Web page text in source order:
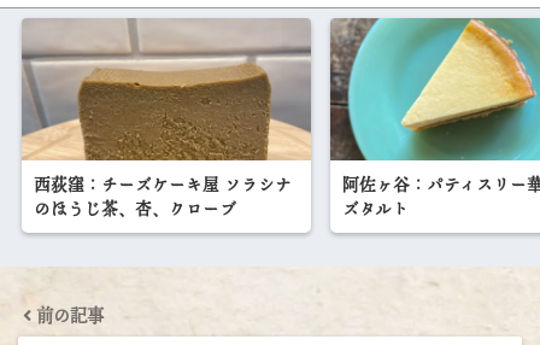
西荻窪：チーズケーキ屋 ソラシナ
のほうじ茶、杏、クローブ
阿佐ヶ谷：パティスリー
ズタルト
前の記事